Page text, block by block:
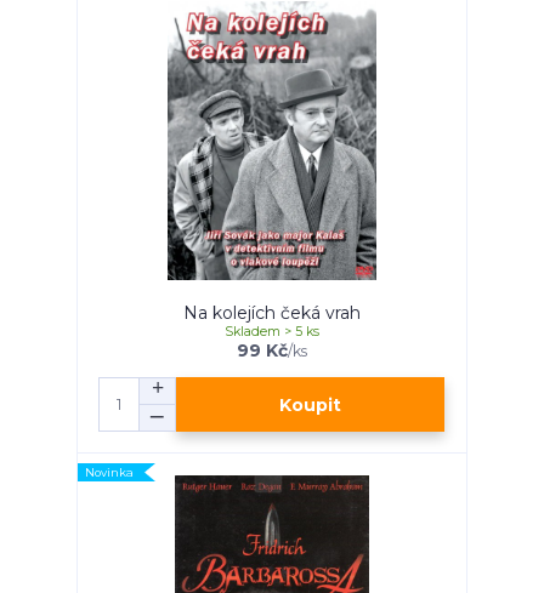
Na kolejích čeká vrah
99 Kč/ks
Skladem > 5 ks
Koupit
Novinka